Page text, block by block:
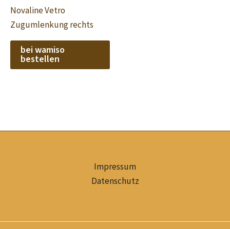
Novaline Vetro
Zugumlenkung rechts
bei wamiso
bestellen
Impressum
Datenschutz